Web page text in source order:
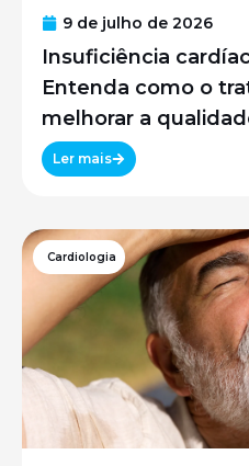
9 de julho de 2026
Insuficiência
Entenda como o
melhorar a
Ler mais
Cardiologia